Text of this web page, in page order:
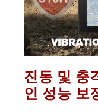
진동 및 충
인 성능 보